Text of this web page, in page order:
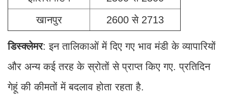
खानपुर
2600 से 2713
डिस्क्लेमर: इन तालिकाओं में दिए गए भाव मंडी के व्यापारियों
और अन्य कई तरह के स्रोतों से प्राप्त किए गए. प्रतिदिन
गेहूं की कीमतों में बदलाव होता रहता है.